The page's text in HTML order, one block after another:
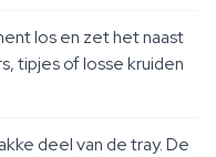
los en zet het naast
tipjes of losse kruiden
deel van de tray. De